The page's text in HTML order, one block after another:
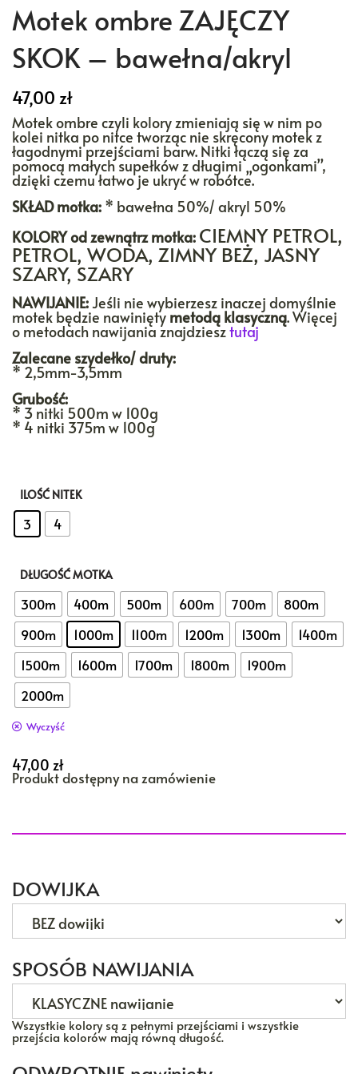
Motek ombre ZAJĘCZY
SKOK – bawełna/akryl
47,00 zł
Motek ombre czyli kolory zmieniają się w nim po
kolei nitka po nitce tworząc nie skręcony motek z
łagodnymi przejściami barw. Nitki łączą się za
pomocą małych supełków z długimi „ogonkami”,
dzięki czemu łatwo je ukryć w robótce.
SKŁAD motka: * bawełna 50%/ akryl 50%
KOLORYod zewnątrz motka: CIEMNY PETROL,
PETROL, WODA, ZIMNY BEŻ, JASNY
SZARY, SZARY
NAWIJANIE:Jeśli nie wybierzesz inaczej domyślnie
motek będzie nawinięty metodą klasyczną. Więcej
o metodach nawijania znajdziesztutaj
Zalecane szydełko/ druty:
* 2,5mm-3,5mm
Grubość:
* 3 nitki 500m w 100g
* 4 nitki 375m w 100g
ILOŚĆ NITEK
3 4
DŁUGOŚĆ MOTKA
300m 400m 500m 600m 700m
800m
900m
1000m 1100m 1200m 1300m
1400m
1500m
1600m 1700m 1800m
1900m
2000m
Wyczyść
47,00 zł
Produkt dostępny na zamówienie
DOWIJKA
SPOSÓB NAWIJANIA
Wszystkie kolory są z pełnymi przejściami i wszystkie
przejścia kolorów mają równą długość.